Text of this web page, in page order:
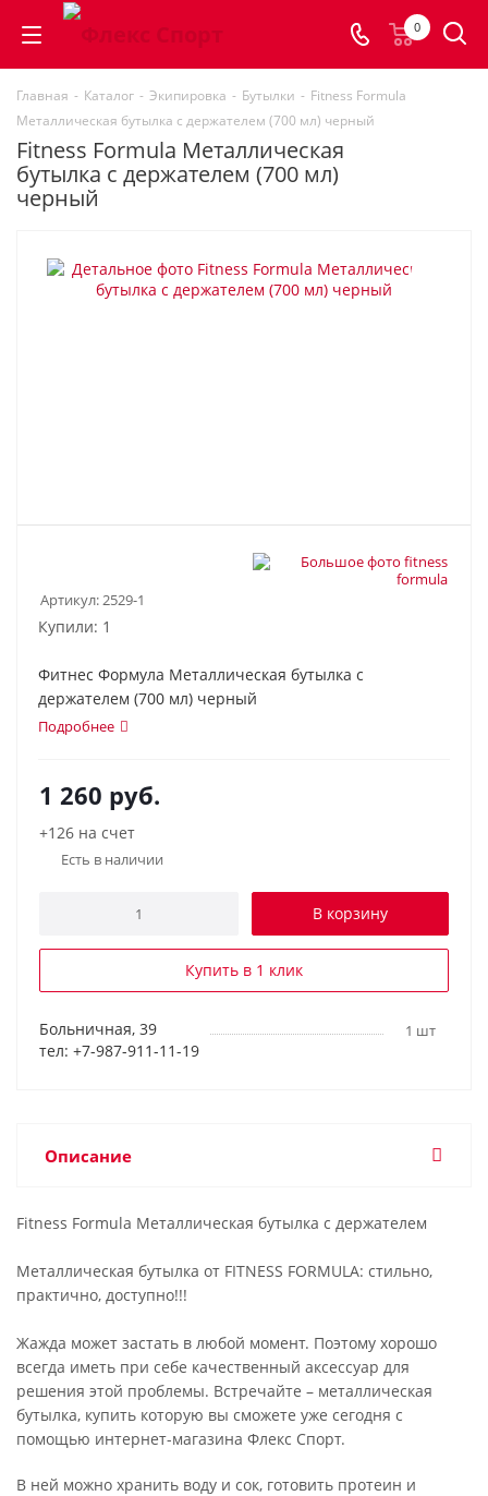
0
Главная - Каталог - Экипировка - Бутылки - Fitness Formula
Металлическая бутылка с держателем (700 мл) черный
Fitness Formula Металлическая
бутылка с держателем (700 мл)
черный
Артикул:2529-1
Купили: 1
Фитнес Формула Металлическая бутылка с
держателем (700 мл) черный
Подробнее
1 260 руб.
+126 на счет
Есть в наличии
В корзину
Купить в 1 клик
Больничная, 39
тел: +7-987-911-11-19
1 шт
Описание
Fitness Formula Металлическая бутылка с держателем
Металлическая бутылка от FITNESS FORMULA: стильно,
практично, доступно!!!
Жажда может застать в любой момент. Поэтому хорошо
всегда иметь при себе качественный аксессуар для
решения этой проблемы. Встречайте – металлическая
бутылка, купить которую вы сможете уже сегодня с
помощью интернет-магазина Флекс Спорт.
В ней можно хранить воду и сок, готовить протеин и